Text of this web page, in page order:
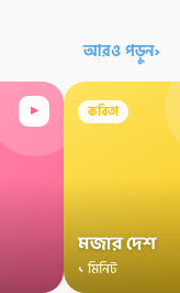
আরও পড়ুন›
▸ কবিতা
মজার দেশ
১ মিনিট